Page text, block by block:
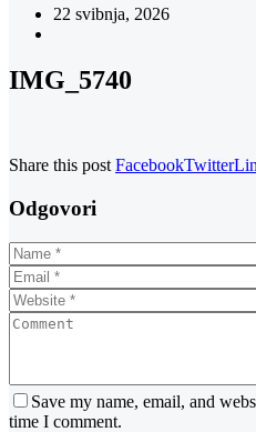
22 svibnja, 2026
IMG_5740
Share this post FacebookTwitter
Odgovori
Save my name, email, and
time I comment.